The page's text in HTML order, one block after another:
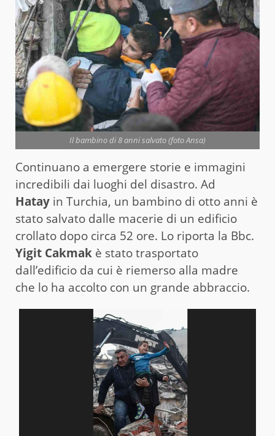
Il bambino di 8 anni salvato (foto Ansa)
Continuano a emergere storie e immagini
incredibili dai luoghi del disastro. Ad
Hatay in Turchia, un bambino di otto anni è
stato salvato dalle macerie di un edificio
crollato dopo circa 52 ore. Lo riporta la Bbc.
Yigit Cakmak è stato trasportato
dall’edificio da cui è riemerso alla madre
che lo ha accolto con un grande abbraccio.